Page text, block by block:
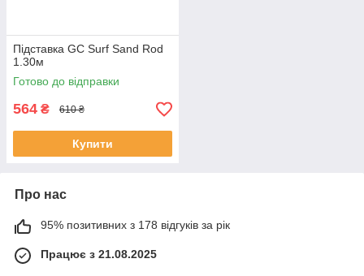
Підставка GC Surf Sand Rod
1.30м
Готово до відправки
564 ₴ 610 ₴
Купити
Про нас
95% позитивних з 178 відгуків за рік
Працює з 21.08.2025